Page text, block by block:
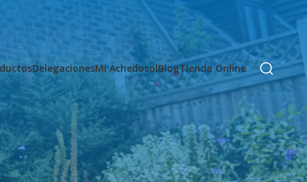
DelegacionesMi AchedosolBlogTienda Online